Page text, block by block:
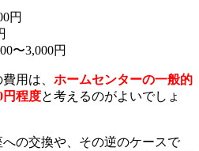
円
〜3,000円
用は、 ホームセンターの一般的
円程度と考えるのがよいでしょ
の交換や、その逆のケースで